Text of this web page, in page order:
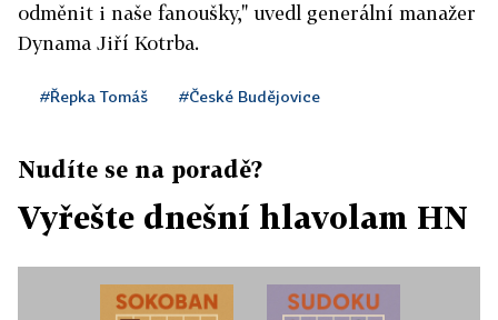
odměnit i naše fanoušky," uvedl generální manažer
Dynama Jiří Kotrba.
#Řepka Tomáš #České Budějovice
Nudíte se na poradě?
Vyřešte dnešní hlavolam HN